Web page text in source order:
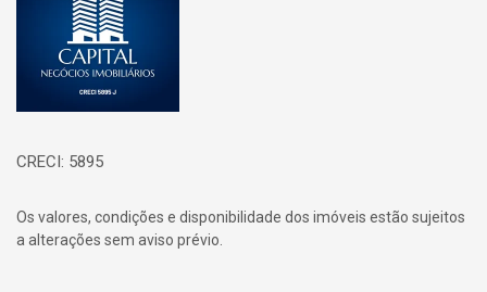
CRECI: 5895
Os valores, condições e disponibilidade dos imóveis estão sujeitos
a alterações sem aviso prévio.